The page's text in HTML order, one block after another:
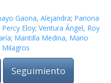
Gaona, Alejandra; Pariona
Eloy; Ventura Ángel, Roy
; Mantilla Medina, Mario
Milagros
Seguimiento